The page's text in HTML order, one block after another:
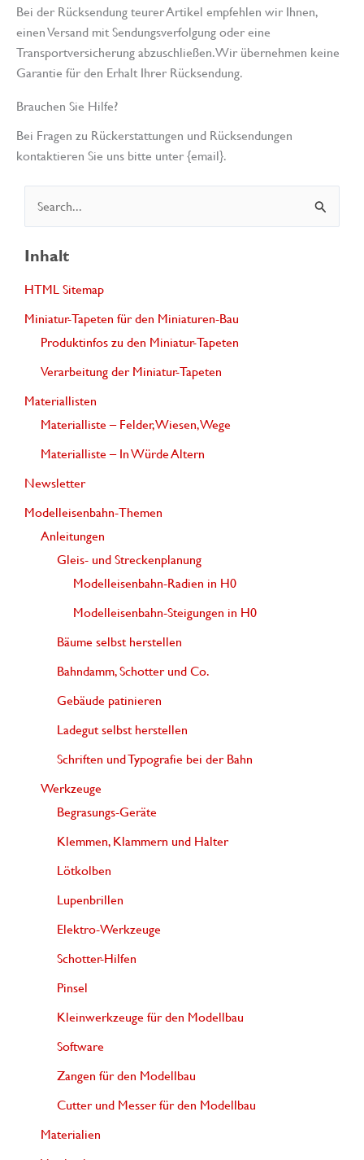
Bei der Rücksendung teurer Artikel empfehlen wir Ihnen,
einen Versand mit Sendungsverfolgung oder eine
Transportversicherung abzuschließen. Wir übernehmen keine
Garantie für den Erhalt Ihrer Rücksendung.
Brauchen Sie Hilfe?
Bei Fragen zu Rückerstattungen und Rücksendungen
kontaktieren Sie uns bitte unter {email}.
u
c
n
c
Inhalt
HTML Sitemap
Miniatur-Tapeten für den Miniaturen-Bau
Produktinfos zu den Miniatur-Tapeten
Verarbeitung der Miniatur-Tapeten
Materiallisten
Materialliste – Felder, Wiesen, Wege
Materialliste – In Würde Altern
Newsletter
Modelleisenbahn-Themen
Anleitungen
Gleis- und Streckenplanung
Modelleisenbahn-Radien in H0
Modelleisenbahn-Steigungen in H0
Bäume selbst herstellen
Bahndamm, Schotter und Co.
Gebäude patinieren
Ladegut selbst herstellen
Schriften und Typografie bei der Bahn
Werkzeuge
Begrasungs-Geräte
Klemmen, Klammern und Halter
Lötkolben
Lupenbrillen
Elektro-Werkzeuge
Schotter-Hilfen
Pinsel
Kleinwerkzeuge für den Modellbau
Software
Zangen für den Modellbau
Cutter und Messer für den Modellbau
Materialien